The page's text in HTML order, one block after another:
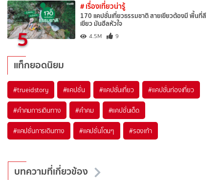
5
# เรื่องเที่ยวน่ารู้
170 แคปชั่นเที่ยวธรรมชาติ สายเขียวต้องมี พื้นที่สี
เขียว มันฮีลหัวใจ
4.5M 9
แท็กยอดนิยม
#trueidstory #แคปชั่น #แคปชั่นเที่ยว #แคปชั่นท่องเที่ยว
#คำคมการเดินทาง #คำคม #แคปชั่นเด็ด
#แคปชั่นการเดินทาง #แคปชั่นโดนๆ #รองเท้า
บทความที่เกี่ยวข้อง